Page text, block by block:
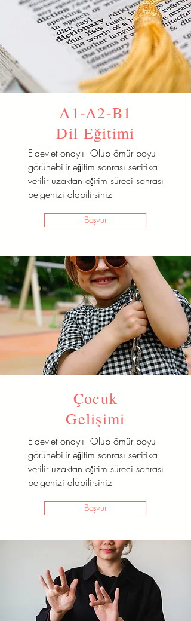
A1-A2-B1
Dil Eğitimi
E-devlet onaylı Olup ömür boyu
görünebilir eğitim sonrası sertifika
verilir uzaktan eğitim süreci sonrası
belgenizi alabilirsiniz
Başvur
Çocuk
Gelişimi
E-devlet onaylı Olup ömür boyu
görünebilir eğitim sonrası sertifika
verilir uzaktan eğitim süreci sonrası
belgenizi alabilirsiniz
Başvur